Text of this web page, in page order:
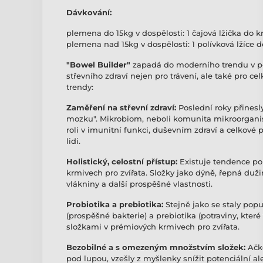
Dávkování:
plemena do 15kg v dospělosti: 1 čajová lžička do
plemena nad 15kg v dospělosti: 1 polívková lžíce
"Bowel Builder" zapadá do moderního trendu v
střevního zdraví nejen pro trávení, ale také pro
trendy:
Zaměření na střevní zdraví: Poslední roky
mozku". Mikrobiom, neboli komunita
roli v imunitní funkci, duševním zdraví a celkové
lidi.
Holistický, celostní přístup: Existuje tendence
krmivech pro zvířata. Složky jako dýně, řepná
vlákniny a další prospěšné vlastnosti.
Probiotika a prebiotika: Stejně jako se staly
(prospěšné bakterie) a prebiotika (potraviny,
složkami v prémiových krmivech pro zvířata.
Bezobilné a s omezeným množstvím složek:
pod lupou, vzešly z myšlenky snížit potenciální